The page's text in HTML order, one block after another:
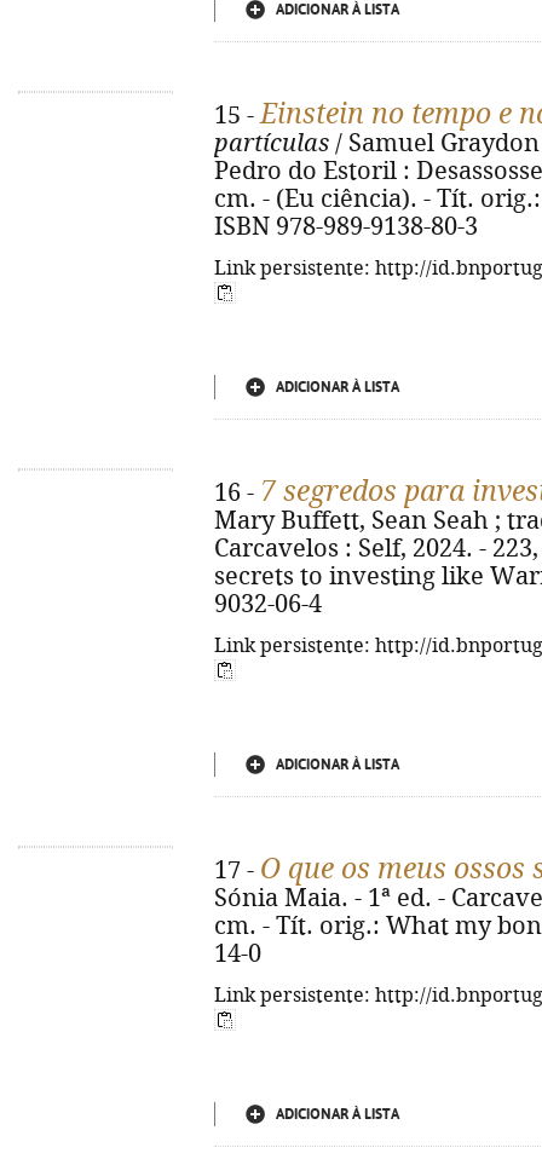
ADICIONAR À LISTA
15 -Einstein no tempo e
partículas / Samuel
Pedro do Estoril :
cm. - (Eu ciência). - Tít.
ISBN 978-989-9138-80-3
Link persistente: http://
ADICIONAR À LISTA
16 - 7 segredos para
Mary Buffett, Sean Seah ;
Carcavelos : Self, 2024. -
secrets to investing like
9032-06-4
Link persistente: http://
ADICIONAR À LISTA
17 - O que os meus ossos
Sónia Maia. - 1ª ed. -
cm. - Tít. orig.: What my
14-0
Link persistente: http://
ADICIONAR À LISTA